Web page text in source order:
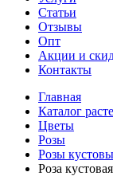
Статьи
Отзывы
Опт
Акции и
Контакты
Главная
Каталог
Цветы
Розы
Розы
Роза